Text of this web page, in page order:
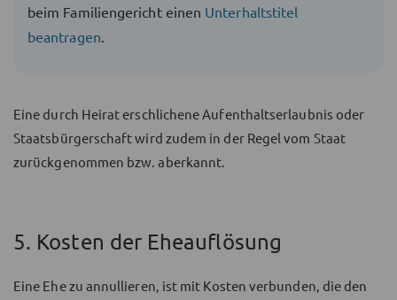
beim Familiengericht einen Unterhaltstitel
beantragen.
Eine durch Heirat erschlichene Aufenthaltserlaubnis oder
Staatsbürgerschaft wird zudem in der Regel vom Staat
zurückgenommen bzw. aberkannt.
5. Kosten der Eheauflösung
Eine Ehe zu annullieren, ist mit Kosten verbunden, die den